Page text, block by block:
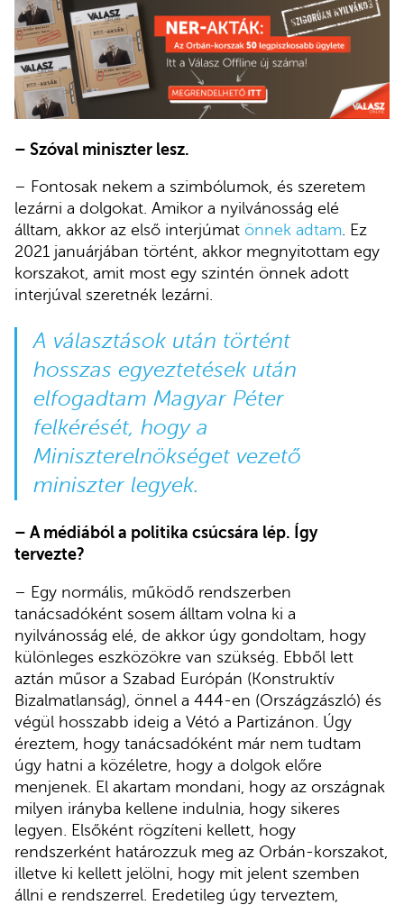
– Szóval miniszter lesz.
– Fontosak nekem a szimbólumok, és szeretem
lezárni a dolgokat. Amikor a nyilvánosság elé
álltam, akkor az első interjúmat önnek adtam. Ez
2021 januárjában történt, akkor megnyitottam egy
korszakot, amit most egy szintén önnek adott
interjúval szeretnék lezárni.
A választások után történt
hosszas egyeztetések után
elfogadtam Magyar Péter
felkérését, hogy a
Miniszterelnökséget vezető
miniszter legyek.
– A médiából a politika csúcsára lép. Így
tervezte?
– Egy normális, működő rendszerben
tanácsadóként sosem álltam volna ki a
nyilvánosság elé, de akkor úgy gondoltam, hogy
különleges eszközökre van szükség. Ebből lett
aztán műsor a Szabad Európán (Konstruktív
Bizalmatlanság), önnel a 444-en (Országzászló) és
végül hosszabb ideig a Vétó a Partizánon. Úgy
éreztem, hogy tanácsadóként már nem tudtam
úgy hatni a közéletre, hogy a dolgok előre
menjenek. El akartam mondani, hogy az országnak
milyen irányba kellene indulnia, hogy sikeres
legyen. Elsőként rögzíteni kellett, hogy
rendszerként határozzuk meg az Orbán-korszakot,
illetve ki kellett jelölni, hogy mit jelent szemben
állni e rendszerrel. Eredetileg úgy terveztem,